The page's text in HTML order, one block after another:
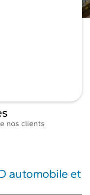
nos clients
automobile et